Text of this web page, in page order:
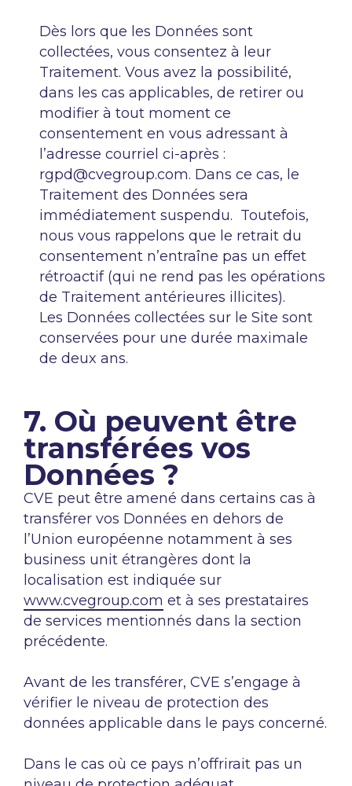
Dès lors que les Données sont
collectées, vous consentez à leur
Traitement. Vous avez la possibilité,
dans les cas applicables, de retirer ou
modifier à tout moment ce
consentement en vous adressant à
l’adresse courriel ci-après :
rgpd@cvegroup.com. Dans ce cas, le
Traitement des Données sera
immédiatement suspendu. Toutefois,
nous vous rappelons que le retrait du
consentement n’entraîne pas un effet
rétroactif (qui ne rend pas les opérations
de Traitement antérieures illicites).
Les Données collectées sur le Site sont
conservées pour une durée maximale
de deux ans.
7. Où peuvent être
transférées vos
Données ?
CVE peut être amené dans certains cas à
transférer vos Données en dehors de
l’Union européenne notamment à ses
business unit étrangères dont la
localisation est indiquée sur
www.cvegroup.com et à ses prestataires
de services mentionnés dans la section
précédente.
Avant de les transférer, CVE s’engage à
vérifier le niveau de protection des
données applicable dans le pays concerné.
Dans le cas où ce pays n’offrirait pas un